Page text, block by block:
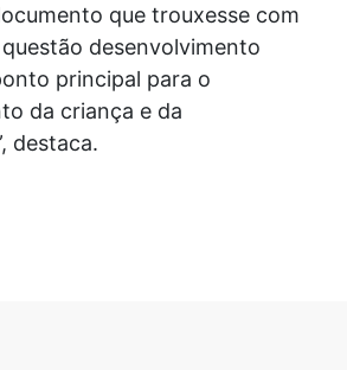
que trouxesse com
desenvolvimento
principal para o
da criança e da
destaca.